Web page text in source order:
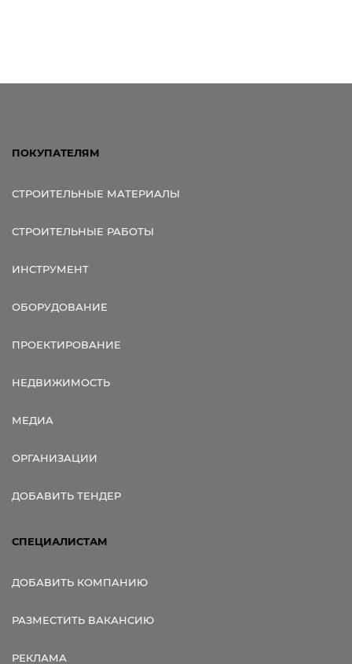
ПОКУПАТЕЛЯМ
СТРОИТЕЛЬНЫЕ МАТЕРИАЛЫ
СТРОИТЕЛЬНЫЕ РАБОТЫ
ИНСТРУМЕНТ
ОБОРУДОВАНИЕ
ПРОЕКТИРОВАНИЕ
НЕДВИЖИМОСТЬ
МЕДИА
ОРГАНИЗАЦИИ
ДОБАВИТЬ ТЕНДЕР
СПЕЦИАЛИСТАМ
ДОБАВИТЬ КОМПАНИЮ
РАЗМЕСТИТЬ ВАКАНСИЮ
РЕКЛАМА